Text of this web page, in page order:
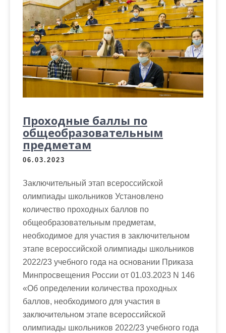
Проходные баллы по
общеобразовательным
предметам
06.03.2023
Заключительный этап всероссийской
олимпиады школьников Установлено
количество проходных баллов по
общеобразовательным предметам,
необходимое для участия в заключительном
этапе всероссийской олимпиады школьников
2022/23 учебного года на основании Приказа
Минпросвещения России от 01.03.2023 N 146
«Об определении количества проходных
баллов, необходимого для участия в
заключительном этапе всероссийской
олимпиады школьников 2022/23 учебного года